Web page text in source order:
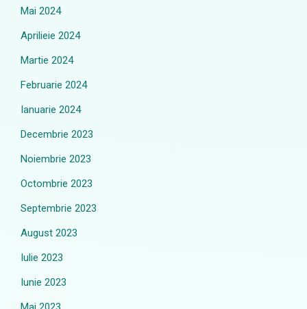
Mai 2024
Aprilieie 2024
Martie 2024
Februarie 2024
Ianuarie 2024
Decembrie 2023
Noiembrie 2023
Octombrie 2023
Septembrie 2023
August 2023
Iulie 2023
Iunie 2023